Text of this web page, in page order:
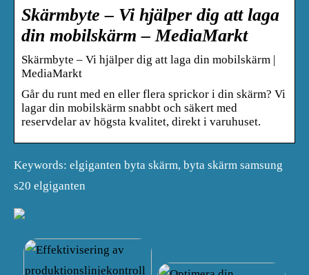
Skärmbyte – Vi hjälper dig att laga
din mobilskärm – MediaMarkt
Skärmbyte – Vi hjälper dig att laga din mobilskärm |
MediaMarkt
Går du runt med en eller flera sprickor i din skärm? Vi
lagar din mobilskärm snabbt och säkert med
reservdelar av högsta kvalitet, direkt i varuhuset.
Keywords: elgiganten byta skärm, byta skärm samsung
s20 elgiganten